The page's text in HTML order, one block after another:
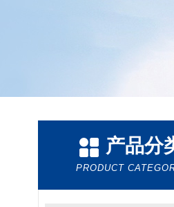
产品分
PRODUCT